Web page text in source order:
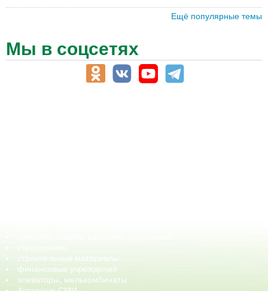
Ещё популярные темы
Мы в соцсетях
строительные материалы
финансовые учреждения
элеваторы, мелькомбинаты